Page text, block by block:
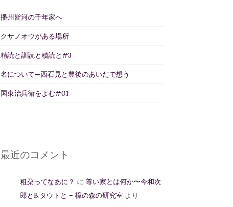
播州皆河の千年家へ
クサノオウがある場所
精読と訓読と積読と#3
名について—西石見と豊後のあいだで想う
国東治兵衛をよむ#01
最近のコメント
粗朶ってなあに？ に 尊い家とは何か〜今和次
郎とB.タウトと – 樟の森の研究室 より